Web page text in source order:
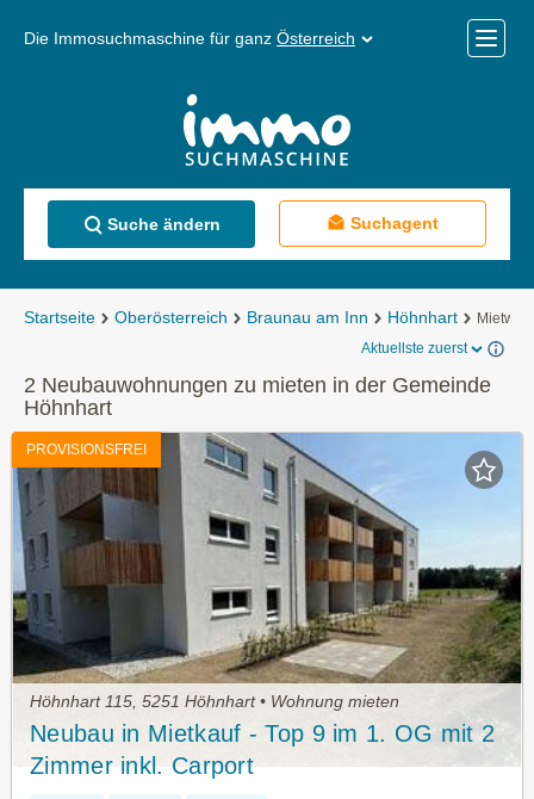
Die Immosuchmaschine für ganz Österreich
Menü
Suche ändern Suchagent
Startseite Oberösterreich Braunau am Inn Höhnhart
Aktuellste zuerst
2 Neubauwohnungen zu mieten in der Gemeinde
Höhnhart
PROVISIONSFREI
Höhnhart 115, 5251 Höhnhart • Wohnung mieten
Neubau in Mietkauf - Top 9 im 1. OG mit 2
Zimmer inkl. Carport